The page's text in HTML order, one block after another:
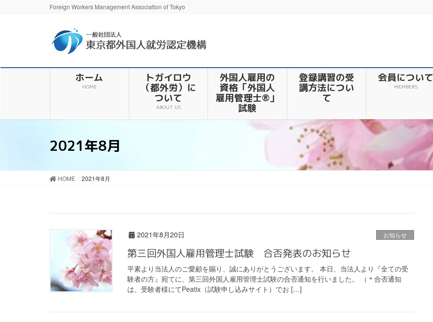
Foreign Workers Management Association of Tokyo
ホーム
HOME
トガイロウ
（都外労）に
ついて
ABOUT US
外国人雇用の
資格「外国人
雇用管理士®」
試験
登録講習の受
講方法につい
て
会員について
MEMBERS
2021年8月
HOME 2021年8月
2021年8月20日 お知らせ
第三回外国人雇用管理士試験 合否発表のお知らせ
平素より当法人のご愛顧を賜り、誠にありがとうございます。 本日、当法人より『全ての受
験者の方』宛てに、第三回外国人雇用管理士試験の合否通知を行いました。 （＊合否通知
は、受験者様にてPeatix（試験申し込みサイト）でお […]